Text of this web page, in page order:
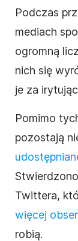
Podczas
mediach
ogromną
nich się
je za
Pomimo
pozostają
Twittera,
więcej
robią.